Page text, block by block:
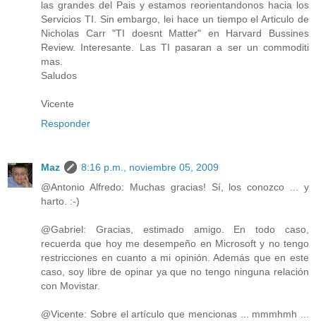
las grandes del Pais y estamos reorientandonos hacia los
Servicios TI. Sin embargo, lei hace un tiempo el Articulo de
Nicholas Carr "TI doesnt Matter" en Harvard Bussines
Review. Interesante. Las TI pasaran a ser un commoditi
mas.
Saludos
Vicente
Responder
Maz
8:16 p.m., noviembre 05, 2009
@Antonio Alfredo: Muchas gracias! Sí, los conozco ... y
harto. :-)
@Gabriel: Gracias, estimado amigo. En todo caso,
recuerda que hoy me desempeño en Microsoft y no tengo
restricciones en cuanto a mi opinión. Además que en este
caso, soy libre de opinar ya que no tengo ninguna relación
con Movistar.
@Vicente: Sobre el artículo que mencionas ... mmmhmh ...